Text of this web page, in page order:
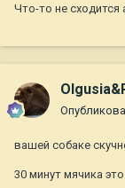
Игнорировать я
теперь я
Может у кого-то
Что-то не сходится
вашей собаке
30 минут мячика